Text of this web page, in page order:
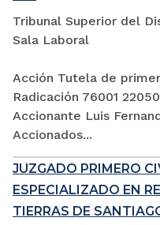
Tribunal Superior del
Sala Laboral
Acción Tutela de
Radicación 76001
Accionante Luis
Accionados...
JUZGADO PRIMERO
ESPECIALIZADO EN
TIERRAS DE